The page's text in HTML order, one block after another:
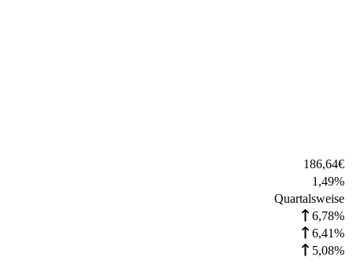
186,64€
1,49%
Quartalsweise
6,78%
6,41%
5,08%